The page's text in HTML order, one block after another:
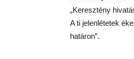
„Keresztény
A ti jelenlétetek
határon”.